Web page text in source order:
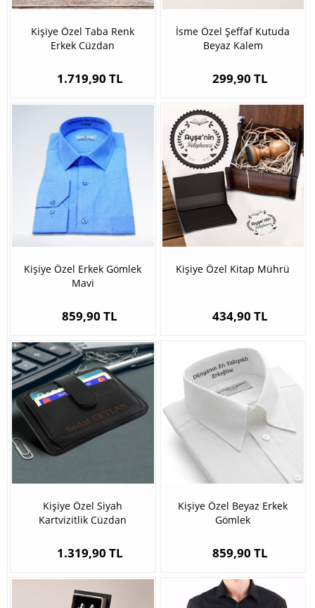
Kişiye Özel Taba Renk
Erkek Cüzdan
1.719,90 TL
İsme Özel Şeffaf Kutuda
Beyaz Kalem
299,90 TL
Kişiye Özel Erkek Gömlek
Mavi
859,90 TL
Kişiye Özel Kitap Mührü
434,90 TL
Kişiye Özel Siyah
Kartvizitlik Cüzdan
1.319,90 TL
Kişiye Özel Beyaz Erkek
Gömlek
859,90 TL